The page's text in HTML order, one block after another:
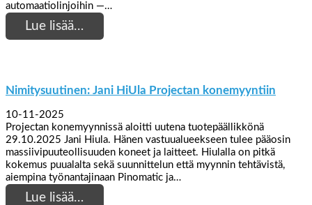
automaatiolinjoihin —…
Lue lisää…
Nimitysuutinen: Jani HiUla Projectan konemyyntiin
10-11-2025
Projectan konemyynnissä aloitti uutena tuotepäällikkönä
29.10.2025 Jani Hiula. Hänen vastuualueekseen tulee pääosin
massiivipuuteollisuuden koneet ja laitteet. Hiulalla on pitkä
kokemus puualalta sekä suunnittelun että myynnin tehtävistä,
aiempina työnantajinaan Pinomatic ja…
Lue lisää…